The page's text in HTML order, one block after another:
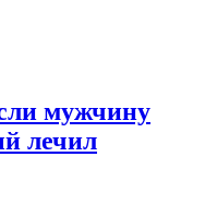
мужчину
лечил